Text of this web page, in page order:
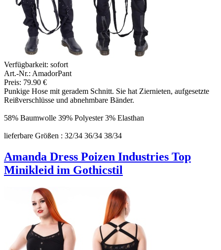
Verfügbarkeit: sofort
Art.-Nr.: AmadorPant
Preis: 79.90 €
Punkige Hose mit geradem Schnitt. Sie hat Ziernieten, aufgesetzte
Reißverschlüsse und abnehmbare Bänder.
58% Baumwolle 39% Polyester 3% Elasthan
lieferbare Größen : 32/34 36/34 38/34
Amanda Dress Poizen Industries Top
Minikleid im Gothicstil